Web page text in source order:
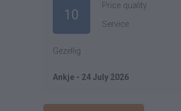
10
Price quality
Service
Gezellig
Ankje - 24 July 2026